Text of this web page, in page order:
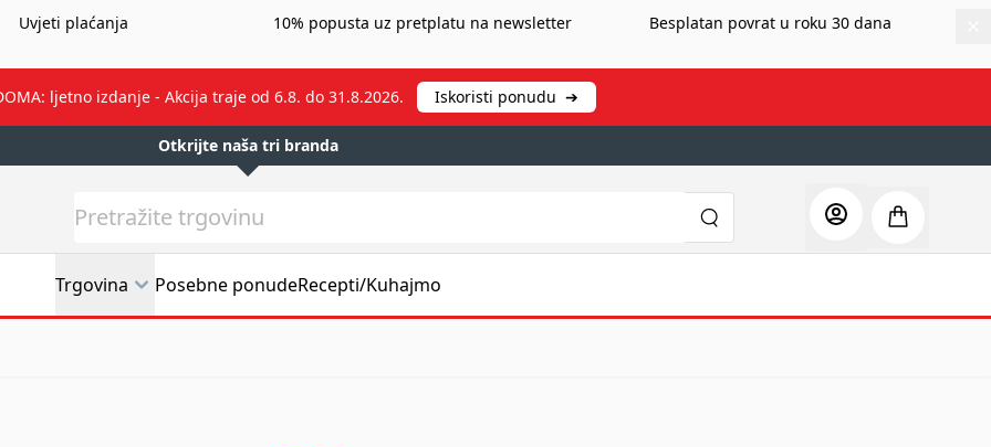
Uvjeti plaćanja 10% popusta uz pretplatu na newsletter Besplatan povrat u roku 30 dana
ljetno izdanje - Akcija traje od 6.8. do 31.8.2026. Iskoristi ponudu ➔
Otkrijte naša tri branda
Pretražite
Trgovina Posebne ponudeRecepti/Kuhajmo